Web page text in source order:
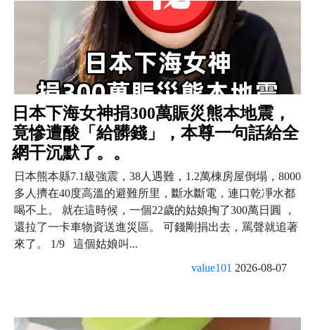
日本下海女神捐300萬賑災熊本地震，
竟慘遭酸「給髒錢」，本尊一句話給全
網干沉默了。。
日本熊本縣7.1級強震，38人遇難，1.2萬棟房屋倒塌，8000
多人擠在40度高溫的避難所里，斷水斷電，連口乾凈水都
喝不上。 就在這時候，一個22歲的姑娘掏了300萬日圓 ，
還拉了一卡車物資送進災區。 可錢剛捐出去，罵聲就追著
來了。 1/9 這個姑娘叫...
value101 2026-08-07